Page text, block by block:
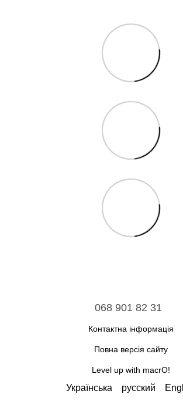
068 901 82 31
Контактна інформація
Повна версія сайту
Level up with macrO!
Українська русский